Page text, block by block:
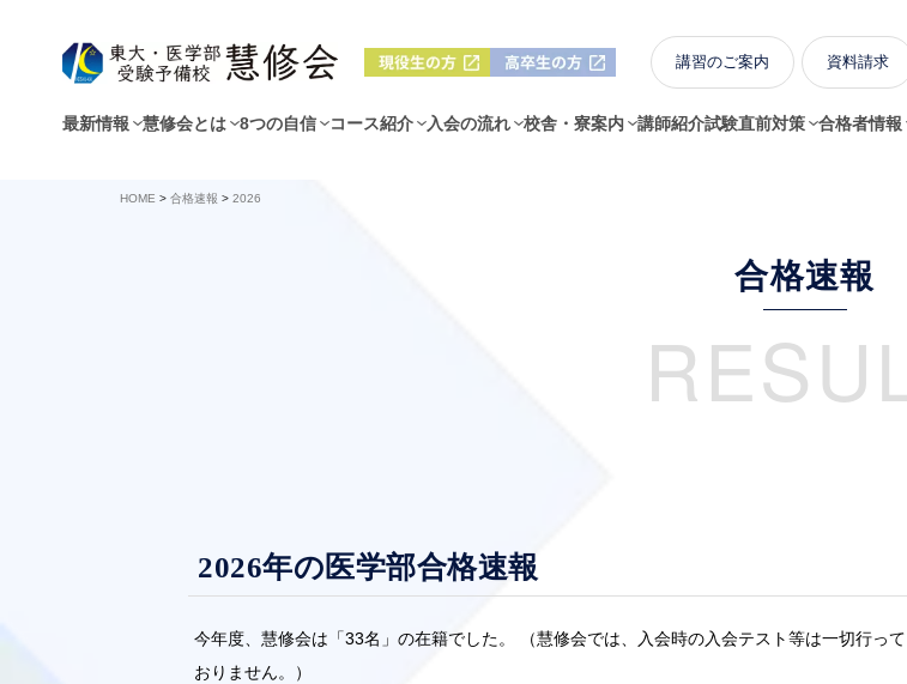
講習のご案内 資料請求
最新情報 慧修会とは 8つの自信 コース紹介 入会の流れ 校舎・寮案内 講師紹介試験直前対策 合格者情報
HOME > 合格速報 > 2026
合格速報
2026年の医学部合格速報
今年度、慧修会は「33名」の在籍でした。 （慧修会では、入会時の入会テスト等は一切行って
おりません。）